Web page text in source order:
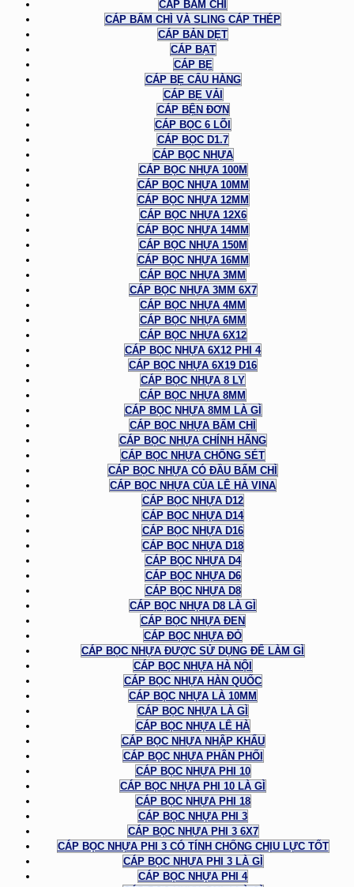
CÁP BẤM CHÌ
CÁP BẤM CHÌ VÀ SLING CÁP THÉP
CÁP BẢN DẸT
CÁP BẠT
CÁP BẸ
CÁP BẸ CẨU HÀNG
CÁP BẸ VẢI
CÁP BỆN ĐƠN
CÁP BỌC 6 LÕI
CÁP BỌC D1.7
CÁP BỌC NHỰA
CÁP BỌC NHỰA 100M
CÁP BỌC NHỰA 10MM
CÁP BỌC NHỰA 12MM
CÁP BỌC NHỰA 12X6
CÁP BỌC NHỰA 14MM
CÁP BỌC NHỰA 150M
CÁP BỌC NHỰA 16MM
CÁP BỌC NHỰA 3MM
CÁP BỌC NHỰA 3MM 6X7
CÁP BỌC NHỰA 4MM
CÁP BỌC NHỰA 6MM
CÁP BỌC NHỰA 6X12
CÁP BỌC NHỰA 6X12 PHI 4
CÁP BỌC NHỰA 6X19 D16
CÁP BỌC NHỰA 8 LY
CÁP BỌC NHỰA 8MM
CÁP BỌC NHỰA 8MM LÀ GÌ
CÁP BỌC NHỰA BẤM CHÌ
CÁP BỌC NHỰA CHÍNH HÃNG
CÁP BỌC NHỰA CHỐNG SÉT
CÁP BỌC NHỰA CÓ ĐẦU BẤM CHÌ
CÁP BỌC NHỰA CỦA LÊ HÀ VINA
CÁP BỌC NHỰA D12
CÁP BỌC NHỰA D14
CÁP BỌC NHỰA D16
CÁP BỌC NHỰA D18
CÁP BỌC NHỰA D4
CÁP BỌC NHỰA D6
CÁP BỌC NHỰA D8
CÁP BỌC NHỰA D8 LÀ GÌ
CÁP BỌC NHỰA ĐEN
CÁP BỌC NHỰA ĐỎ
CÁP BỌC NHỰA ĐƯỢC SỬ DỤNG ĐỂ LÀM GÌ
CÁP BỌC NHỰA HÀ NỘI
CÁP BỌC NHỰA HÀN QUỐC
CÁP BỌC NHỰA LÀ 10MM
CÁP BỌC NHỰA LÀ GÌ
CÁP BỌC NHỰA LÊ HÀ
CÁP BỌC NHỰA NHẬP KHẨU
CÁP BỌC NHỰA PHÂN PHỐI
CÁP BỌC NHỰA PHI 10
CÁP BỌC NHỰA PHI 10 LÀ GÌ
CÁP BỌC NHỰA PHI 18
CÁP BỌC NHỰA PHI 3
CÁP BỌC NHỰA PHI 3 6X7
CÁP BỌC NHỰA PHI 3 CÓ TÍNH CHỐNG CHỊU LỰC TỐT
CÁP BỌC NHỰA PHI 3 LÀ GÌ
CÁP BỌC NHỰA PHI 4